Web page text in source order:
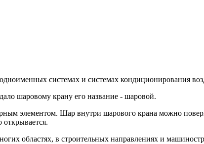
системах и системах кондиционирования
шаровому крану его название - шаровой.
элементом. Шар внутри шарового крана можно
областях, в строительных направлениях и